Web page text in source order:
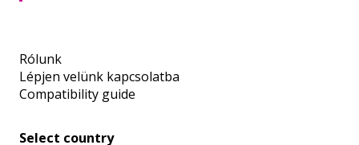
Rólunk
Lépjen velünk kapcsolatba
Compatibility guide
Select country